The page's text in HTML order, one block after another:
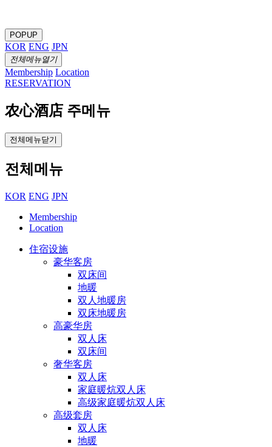
POPUP
KOR ENG JPN
전체메뉴열기
Membership Location
RESERVATION
农心酒店 주메뉴
전체메뉴닫기
전체메뉴
KOR ENG JPN
Membership
Location
住宿设施
豪华客房
双床间
地暖
双人地暖房
双床地暖房
高豪华房
双人床
双床间
奢华客房
双人床
家庭暖炕双人床
高级家庭暖炕双人床
高级套房
双人床
地暖